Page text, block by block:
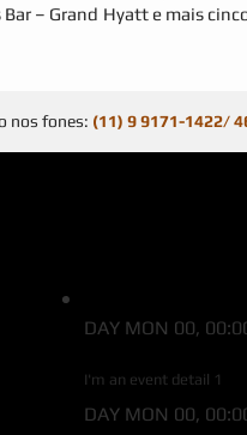
– Grand Hyatt e mais
nos fones: (11) 9 9171-1422/
DAY MON 00,
I'm an event detail 1
DAY MON 00,